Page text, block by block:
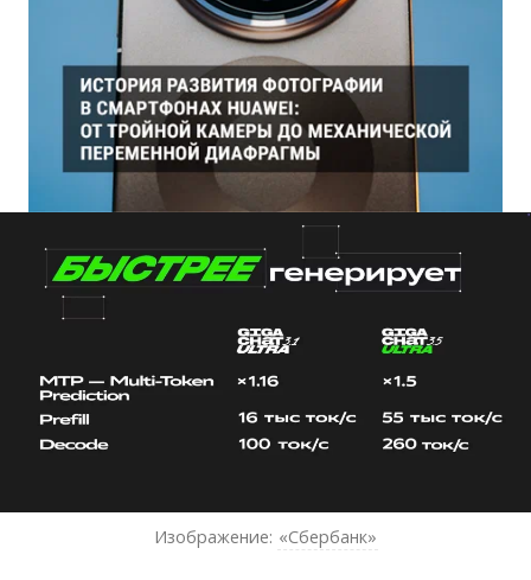
Изображение: «Сбербанк»